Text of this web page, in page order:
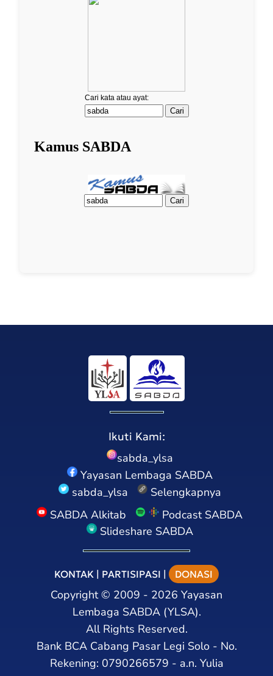
Ikuti Kami:
sabda_ylsa
Yayasan Lembaga SABDA
sabda_ylsa
Selengkapnya
SABDA Alkitab
Podcast SABDA
Slideshare SABDA
KONTAK | PARTISIPASI | DONASI
Copyright© 2009 - 2026 Yayasan
Lembaga SABDA (YLSA).
All Rights Reserved.
Bank BCA Cabang Pasar Legi Solo - No.
Rekening: 0790266579 - a.n. Yulia